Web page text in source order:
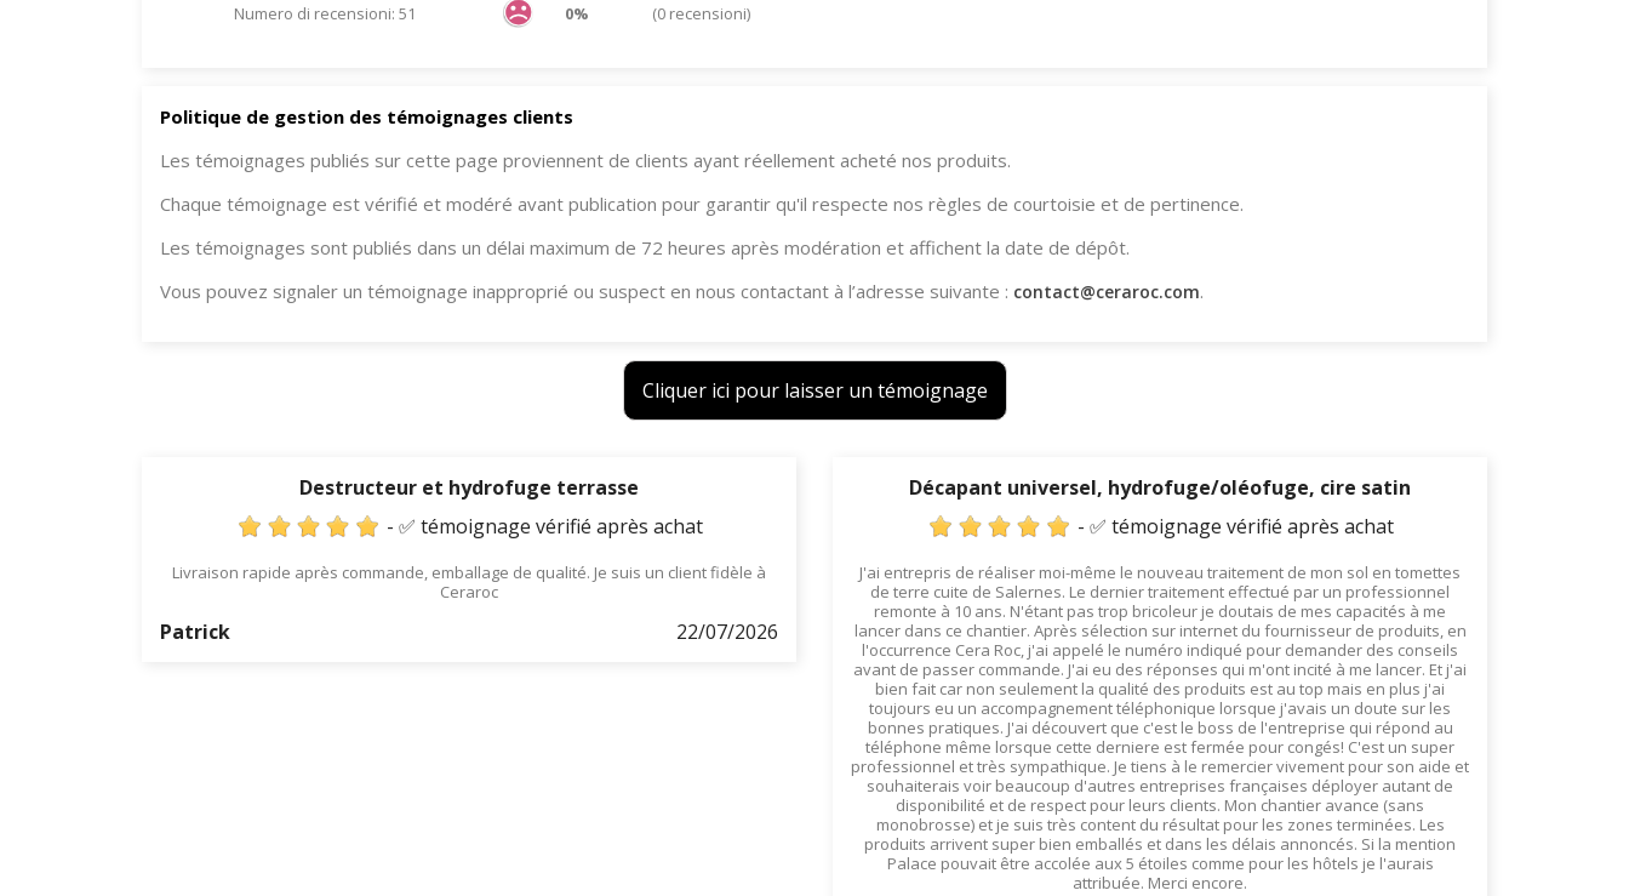
Numero di recensioni: 51 0% (0 recensioni)
Politique de gestion des témoignages clients
Les témoignages publiés sur cette page proviennent de clients ayant réellement acheté nos produits.
Chaque témoignage est vérifié et modéré avant publication pour garantir qu'il respecte nos règles de courtoisie et de pertinence.
Les témoignages sont publiés dans un délai maximum de 72 heures après modération et affichent la date de dépôt.
Vous pouvez signaler un témoignage inapproprié ou suspect en nous contactant à l’adresse suivante : contact@ceraroc.com.
Cliquer ici pour laisser un témoignage
Destructeur et hydrofuge terrasse
- ✅ témoignage vérifié après achat
Livraison rapide après commande, emballage de qualité. Je suis un client fidèle à
Ceraroc
Patrick 22/07/2026
Décapant universel, hydrofuge/oléofuge, cire satin
- ✅ témoignage vérifié après achat
J'ai entrepris de réaliser moi-même le nouveau traitement de mon sol en tomettes
de terre cuite de Salernes. Le dernier traitement effectué par un professionnel
remonte à 10 ans. N'étant pas trop bricoleur je doutais de mes capacités à me
lancer dans ce chantier. Après sélection sur internet du fournisseur de produits, en
l'occurrence Cera Roc, j'ai appelé le numéro indiqué pour demander des conseils
avant de passer commande. J'ai eu des réponses qui m'ont incité à me lancer. Et j'ai
bien fait car non seulement la qualité des produits est au top mais en plus j'ai
toujours eu un accompagnement téléphonique lorsque j'avais un doute sur les
bonnes pratiques. J'ai découvert que c'est le boss de l'entreprise qui répond au
téléphone même lorsque cette derniere est fermée pour congés! C'est un super
professionnel et très sympathique. Je tiens à le remercier vivement pour son aide et
souhaiterais voir beaucoup d'autres entreprises françaises déployer autant de
disponibilité et de respect pour leurs clients. Mon chantier avance (sans
monobrosse) et je suis très content du résultat pour les zones terminées. Les
produits arrivent super bien emballés et dans les délais annoncés. Si la mention
Palace pouvait être accolée aux 5 étoiles comme pour les hôtels je l'aurais
attribuée. Merci encore.